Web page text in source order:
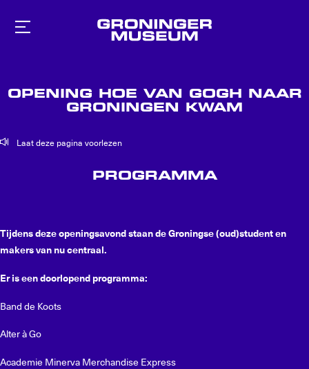
Naar
hoofdinhoud
OPENING HOE VAN GOGH NAAR
GRONINGEN KWAM
Laat deze pagina voorlezen
PROGRAMMA
Tijdens deze openingsavond staan de Groningse (oud)student en
makers van nu centraal.
Er is een doorlopend programma:
Band de Koots
Alter à Go
Academie Minerva Merchandise Express